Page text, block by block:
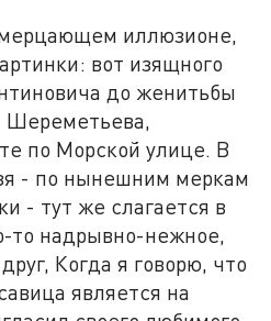
иллюзионе,
вот изящного
до женитьбы
Шереметьева,
по Морской улице. В
- по нынешним меркам
- тут же слагается в
то надрывно-нежное,
Когда я говорю, что
является на